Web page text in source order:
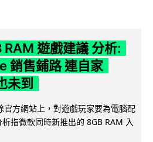
遊戲建議 分析:
銷售鋪路 連自家
未到
方網站上，對遊戲玩家要為電腦配
指微軟同時新推出的 8GB RAM 入